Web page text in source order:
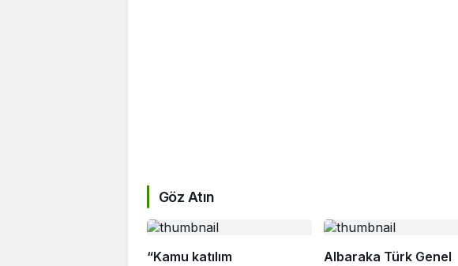
Göz Atın
“Kamu katılım
Albaraka Türk Genel